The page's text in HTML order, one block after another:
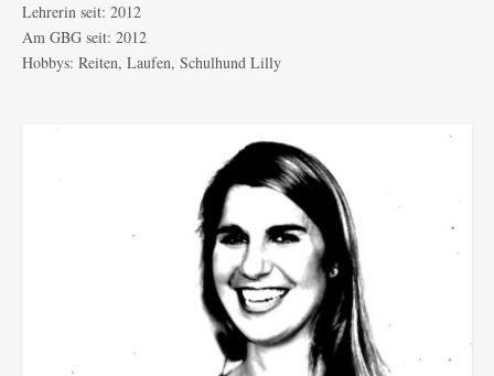
Lehrerin seit: 2012
Am GBG seit: 2012
Hobbys: Reiten, Laufen, Schulhund Lilly